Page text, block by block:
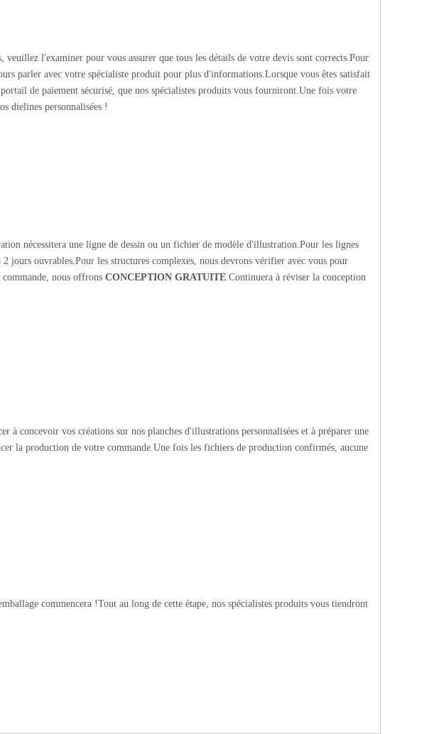
l'examiner pour vous assurer que tous les détails de votre devis sont corrects.Pour
parler avec votre spécialiste produit pour plus d'informations.Lorsque vous êtes satisfait
de paiement sécurisé, que nos spécialistes produits vous fourniront.Une fois votre
dielines personnalisées !
nécessitera une ligne de dessin ou un fichier de modèle d'illustration.Pour les lignes
jours ouvrables.Pour les structures complexes, nous devrons vérifier avec vous pour
commande, nous offronsCONCEPTION GRATUITE .Continuera à réviser la conception
à concevoir vos créations sur nos planches d'illustrations personnalisées et à préparer une
la production de votre commande.Une fois les fichiers de production confirmés, aucune
commencera !Tout au long de cette étape, nos spécialistes produits vous tiendront